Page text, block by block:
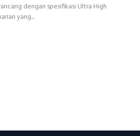
dengan spesifikasi Ultra High
yang...